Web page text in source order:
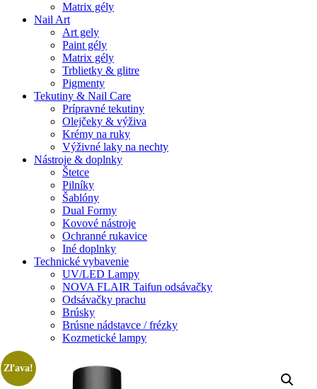
Matrix gély
Nail Art
Art gely
Paint gély
Matrix gély
Trblietky & glitre
Pigmenty
Tekutiny & Nail Care
Prípravné tekutiny
Olejčeky & výživa
Krémy na ruky
Výživné laky na nechty
Nástroje & doplnky
Štetce
Pilníky
Šablóny
Dual Formy
Kovové nástroje
Ochranné rukavice
Iné doplnky
Technické vybavenie
UV/LED Lampy
NOVA FLAIR Taifun odsávačky
Odsávačky prachu
Brúsky
Brúsne nádstavce / frézky
Kozmetické lampy
Zľava!